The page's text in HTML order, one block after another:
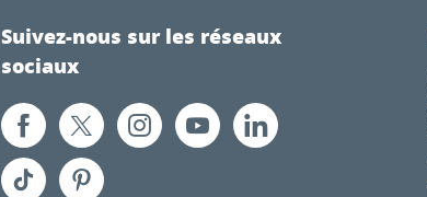
Suivez-nous sur les réseaux
sociaux